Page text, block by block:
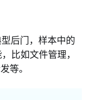
后门，样本中的
比如文件管理，
等。